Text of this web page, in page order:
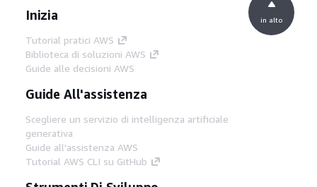
Inizia
Tutorial pratici AWS
Biblioteca di soluzioni AWS
Guide alle decisioni AWS
Guide All'assistenza
Scegliere un servizio di intelligenza artificiale
generativa
Guide all'assistenza AWS
Tutorial AWS CLI su GitHub
in alto